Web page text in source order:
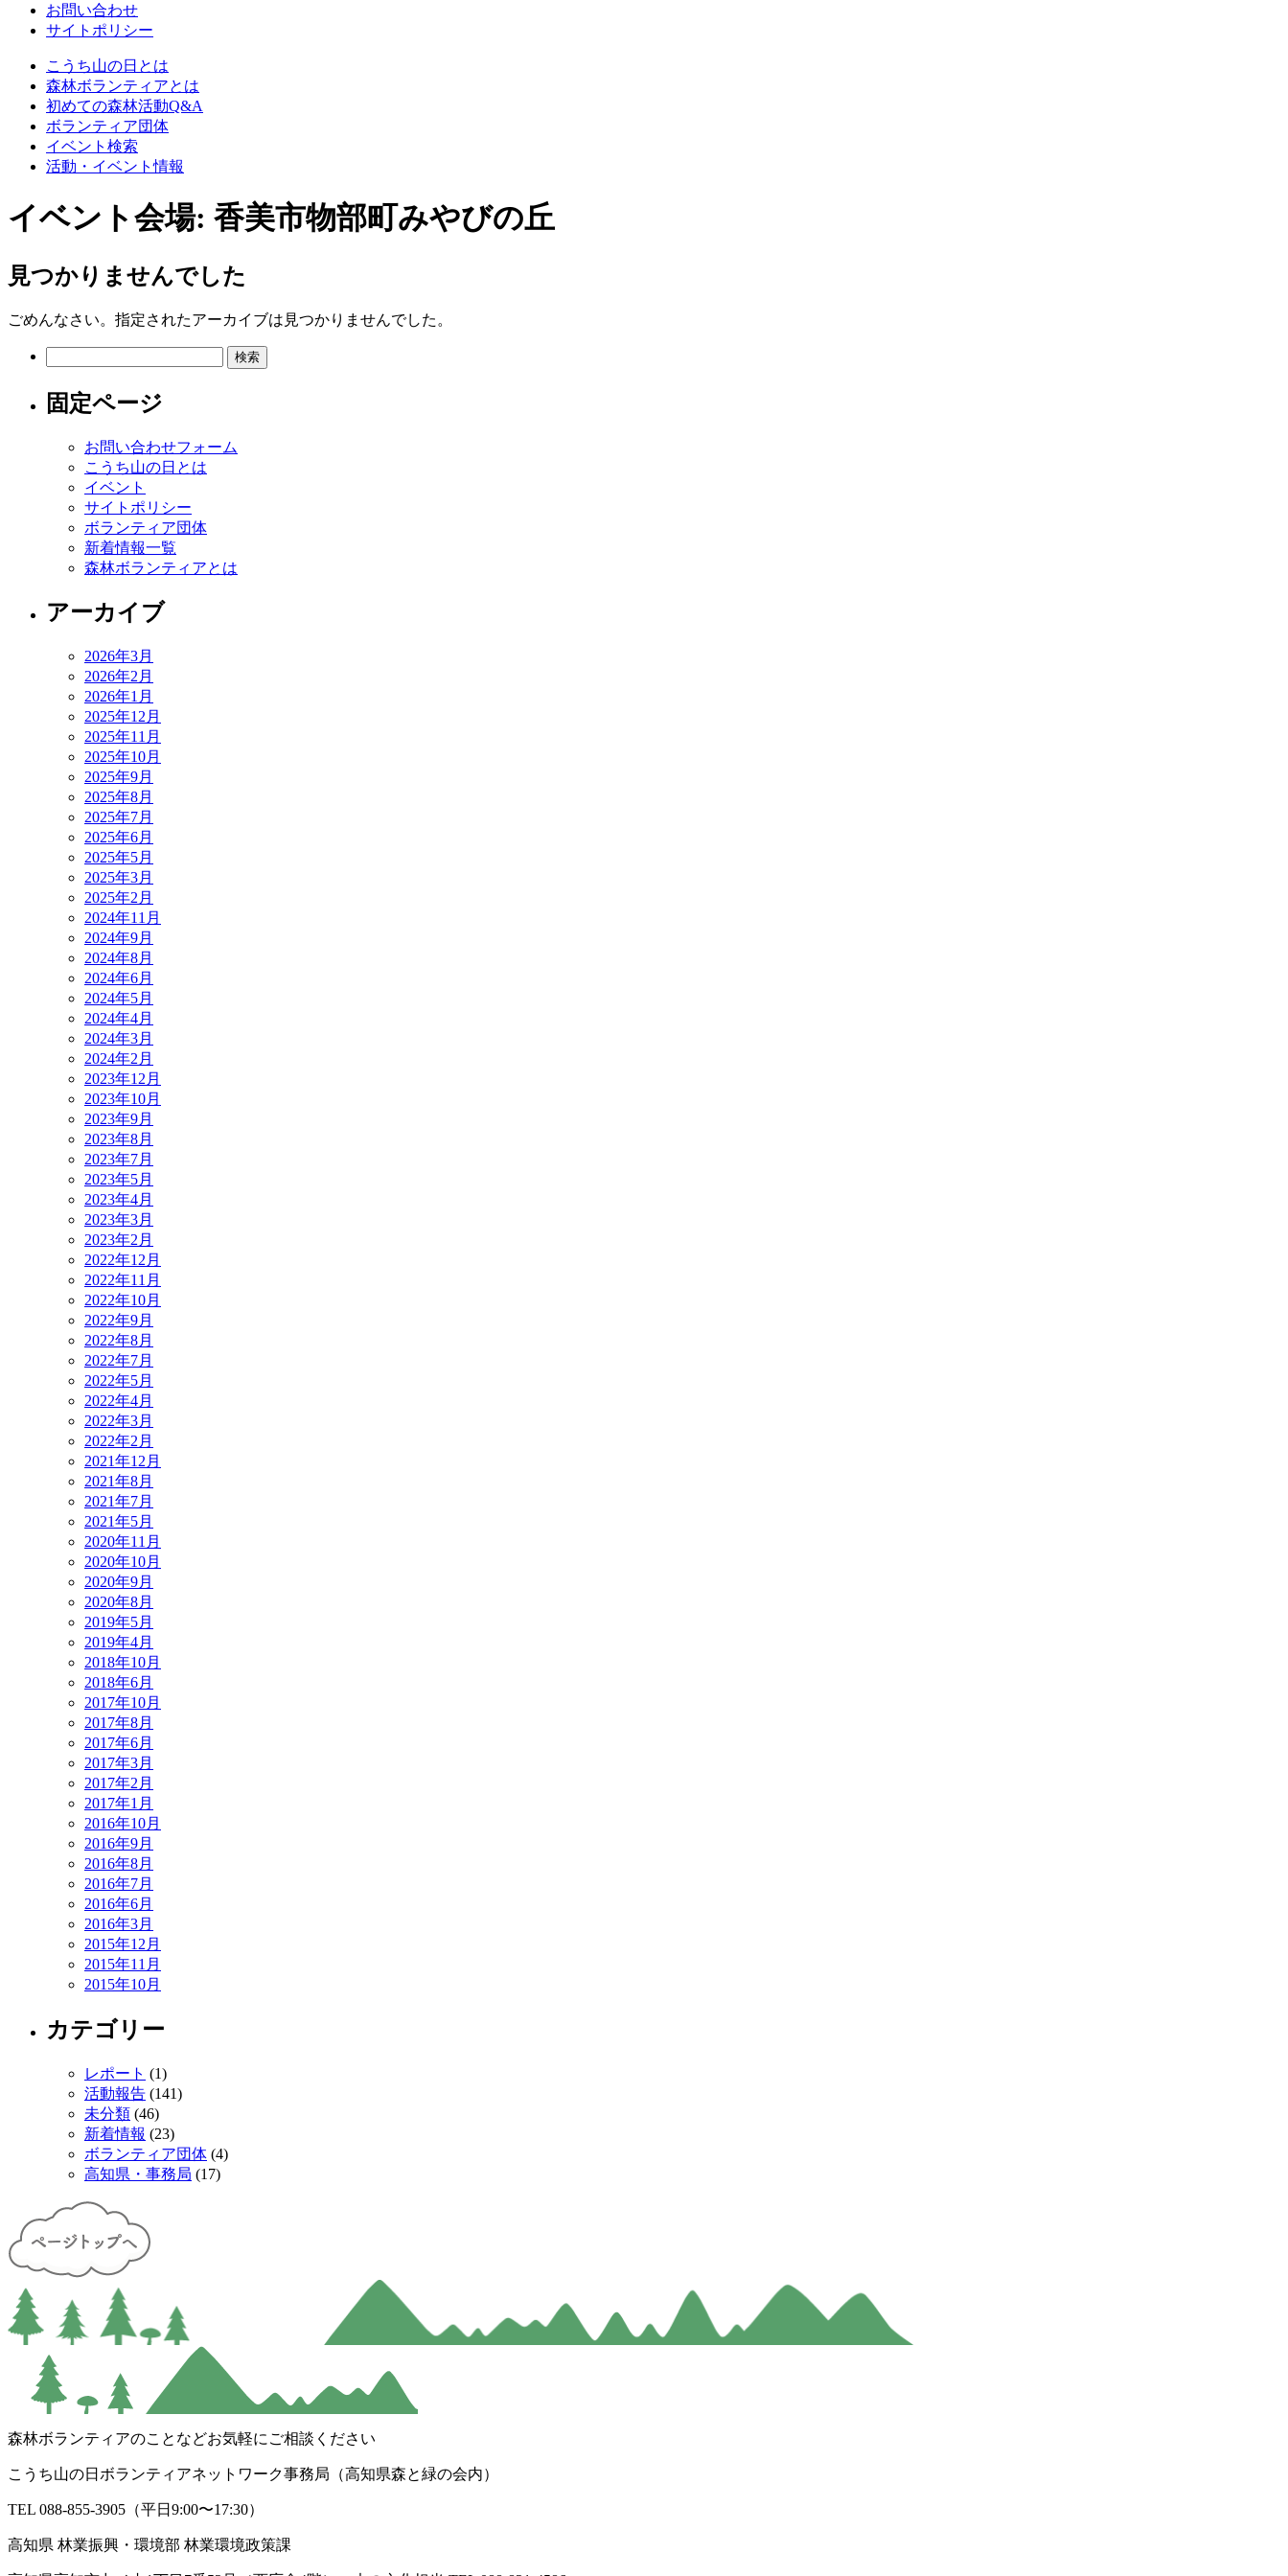
お問い合わせ
サイトポリシー
こうち山の日とは
森林ボランティアとは
初めての森林活動Q&A
ボランティア団体
イベント検索
活動・イベント情報
イベント会場: 香美市物部町みやびの丘
見つかりませんでした
ごめんなさい。指定されたアーカイブは見つかりませんでした。
固定ページ
お問い合わせフォーム
こうち山の日とは
イベント
サイトポリシー
ボランティア団体
新着情報一覧
森林ボランティアとは
アーカイブ
2026年3月
2026年2月
2026年1月
2025年12月
2025年11月
2025年10月
2025年9月
2025年8月
2025年7月
2025年6月
2025年5月
2025年3月
2025年2月
2024年11月
2024年9月
2024年8月
2024年6月
2024年5月
2024年4月
2024年3月
2024年2月
2023年12月
2023年10月
2023年9月
2023年8月
2023年7月
2023年5月
2023年4月
2023年3月
2023年2月
2022年12月
2022年11月
2022年10月
2022年9月
2022年8月
2022年7月
2022年5月
2022年4月
2022年3月
2022年2月
2021年12月
2021年8月
2021年7月
2021年5月
2020年11月
2020年10月
2020年9月
2020年8月
2019年5月
2019年4月
2018年10月
2018年6月
2017年10月
2017年8月
2017年6月
2017年3月
2017年2月
2017年1月
2016年10月
2016年9月
2016年8月
2016年7月
2016年6月
2016年3月
2015年12月
2015年11月
2015年10月
カテゴリー
レポート (1)
活動報告 (141)
未分類 (46)
新着情報 (23)
ボランティア団体 (4)
高知県・事務局 (17)
森林ボランティアのことなどお気軽にご相談ください
こうち山の日ボランティアネットワーク事務局（高知県森と緑の会内）
TEL 088-855-3905（平日9:00〜17:30）
高知県 林業振興・環境部 林業環境政策課